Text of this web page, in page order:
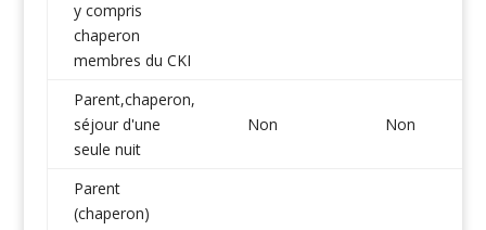
y compris
chaperon
membres du CKI
Parent,chaperon,
séjour d'une
seule nuit
Non Non
Parent
(chaperon)